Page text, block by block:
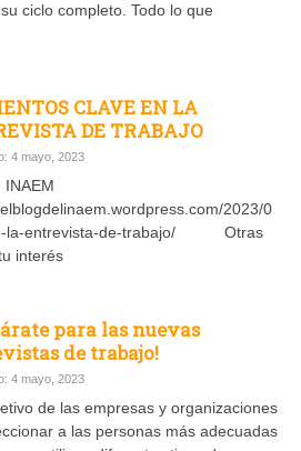
ciclo completo. Todo lo que
CLAVE EN LA
DE TRABAJO
4 mayo, 2023
2023/0
la-entrevista-de-trabajo/ Otras
tu interés
para las nuevas
de trabajo!
4 mayo, 2023
de las empresas y organizaciones
a las personas más adecuadas